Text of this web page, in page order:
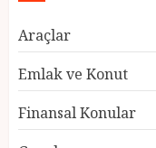
Araçlar
Emlak ve Konut
Finansal Konular
4